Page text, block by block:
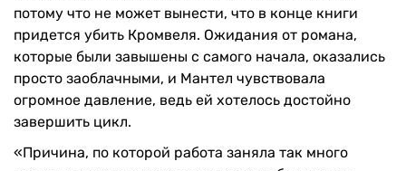
потому что не может вынести, что в конце книги
придется убить Кромвеля. Ожидания от романа,
которые были завышены с самого начала, оказались
просто заоблачными, и Мантел чувствовала
огромное давление, ведь ей хотелось достойно
завершить цикл.
«Причина, по которой работа заняла так много